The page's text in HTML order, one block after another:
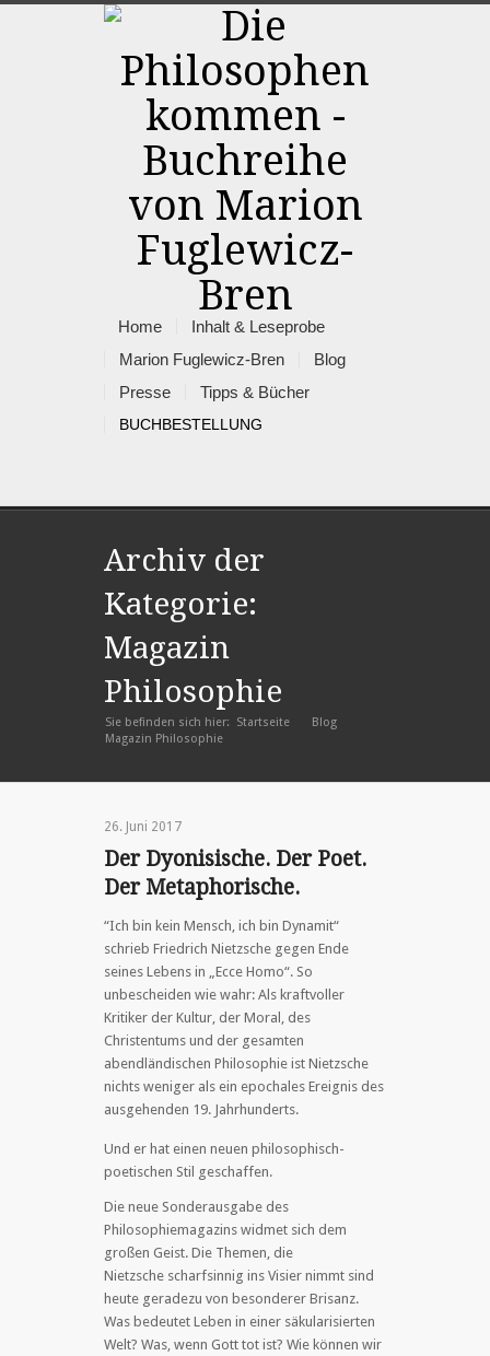
Home
Inhalt & Leseprobe
Marion Fuglewicz-Bren
Blog
Presse
Tipps & Bücher
BUCHBESTELLUNG
Archiv der
Kategorie:
Magazin
Philosophie
Sie befinden sich hier: Startseite »
Blog
Magazin Philosophie
26. Juni 2017
Der Dyonisische. Der Poet.
Der Metaphorische.
“Ich bin kein Mensch, ich bin Dynamit“
schrieb Friedrich Nietzsche gegen Ende
seines Lebens in „Ecce Homo“. So
unbescheiden wie wahr: Als kraftvoller
Kritiker der Kultur, der Moral, des
Christentums und der gesamten
abendländischen Philosophie ist Nietzsche
nichts weniger als ein epochales Ereignis des
ausgehenden 19. Jahrhunderts.
Und er hat einen neuen philosophisch-
poetischen Stil geschaffen.
Die neue Sonderausgabe des
Philosophiemagazins widmet sich dem
großen Geist. Die Themen, die
Nietzsche scharfsinnig ins Visier nimmt sind
heute geradezu von besonderer Brisanz.
Was bedeutet Leben in einer säkularisierten
Welt? Was, wenn Gott tot ist? Wie können wir